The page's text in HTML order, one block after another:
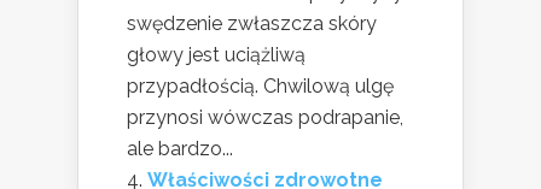
swędzenie zwłaszcza skóry
głowy jest uciążliwą
przypadłością. Chwilową ulgę
przynosi wówczas podrapanie,
ale bardzo...
Właściwości zdrowotne